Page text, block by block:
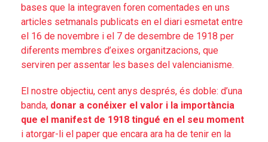
bases que la integraven foren comentades en uns
articles setmanals publicats en el diari esmetat entre
el 16 de novembre i el 7 de desembre de 1918 per
diferents membres d’eixes organitzacions, que
serviren per assentar les bases del valencianisme.
El nostre objectiu, cent anys després, és doble: d’una
banda, donar a conéixer el valor i la importància
que el manifest de 1918 tingué en el seu moment
i atorgar-li el paper que encara ara ha de tenir en la